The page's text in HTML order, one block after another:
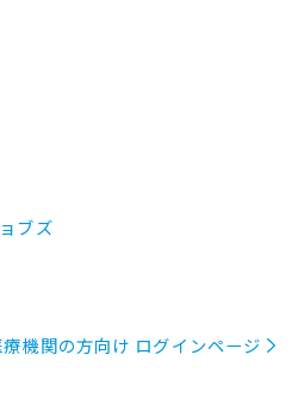
ブズ
療機関の方向け ログインページ